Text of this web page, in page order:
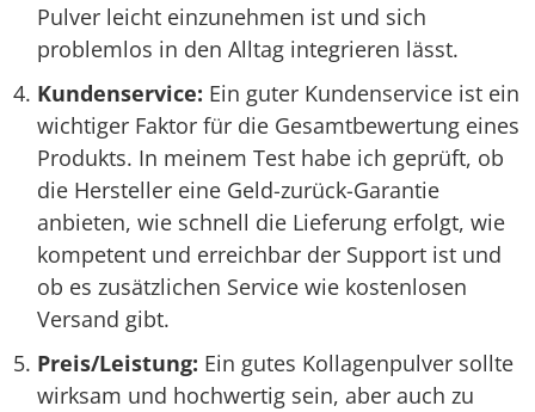
Pulver leicht einzunehmen ist und sich
problemlos in den Alltag integrieren lässt.
Kundenservice: Ein guter Kundenservice ist ein
wichtiger Faktor für die Gesamtbewertung eines
Produkts. In meinem Test habe ich geprüft, ob
die Hersteller eine Geld-zurück-Garantie
anbieten, wie schnell die Lieferung erfolgt, wie
kompetent und erreichbar der Support ist und
ob es zusätzlichen Service wie kostenlosen
Versand gibt.
Preis/Leistung: Ein gutes Kollagenpulver sollte
wirksam und hochwertig sein, aber auch zu